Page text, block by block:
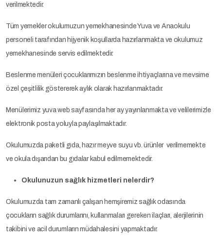
verilmektedir.
Tüm yemekler okulumuzun yemekhanesinde Yuva ve Anaokulu
personeli tarafından hijyenik koşullarda hazırlanmakta ve okulumuz
yemekhanesinde servis edilmektedir.
Beslenme menüleri çocuklarımızın beslenme ihtiyaçlarına ve mevsime
özel çeşitlilik göstererek aylık olarak hazırlanmaktadır.
Menülerimiz yuva web sayfasında her ay yayınlanmakta ve velilerimizle
elektronik posta yoluyla paylaşılmaktadır.
Okulumuzda paketli gıda, hazır meyve suyu vb. ürünler verilmemekte
ve okula dışarıdan bu gıdalar kabul edilmemektedir.
Okulunuzun sağlık hizmetleri nelerdir?
Okulumuzda tam zamanlı çalışan hemşiremiz sağlık odasında
çocukların sağlık durumlarını, kullanmaları gereken ilaçları, alerjilerinin
takibini ve acil durumların müdahalesini yapmaktadır.